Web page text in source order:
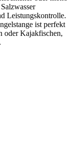
Leistungskontrolle.
ist perfekt
oder Kajakfischen,